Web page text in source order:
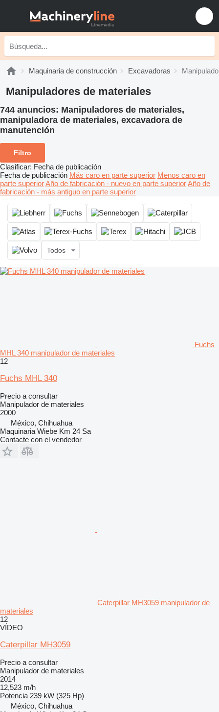
Maquinaria de construcción Excavadoras
Manipuladores de materiales
744 anuncios: Manipuladores de materiales,
manipuladora de materiales, excavadora de
manutención
Filtro
Clasificar: Fecha de publicación
Fecha de publicación Más caro en parte superior Menos caro en
parte superiorAño de fabricación - nuevo en parte superiorAño de
fabricación - más antiguo en parte superior
Todos
Fuchs
MHL 340 manipulador de materiales
12
Fuchs MHL 340
Precio a consultar
Manipulador de materiales
2000
México, Chihuahua
Maquinaria Wiebe Km 24 Sa
Contacte con el vendedor
Caterpillar MH3059 manipulador de
materiales
12
VÍDEO
Caterpillar MH3059
Precio a consultar
Manipulador de materiales
2014
12,523 m/h
Potencia 239 kW (325 Hp)
México, Chihuahua